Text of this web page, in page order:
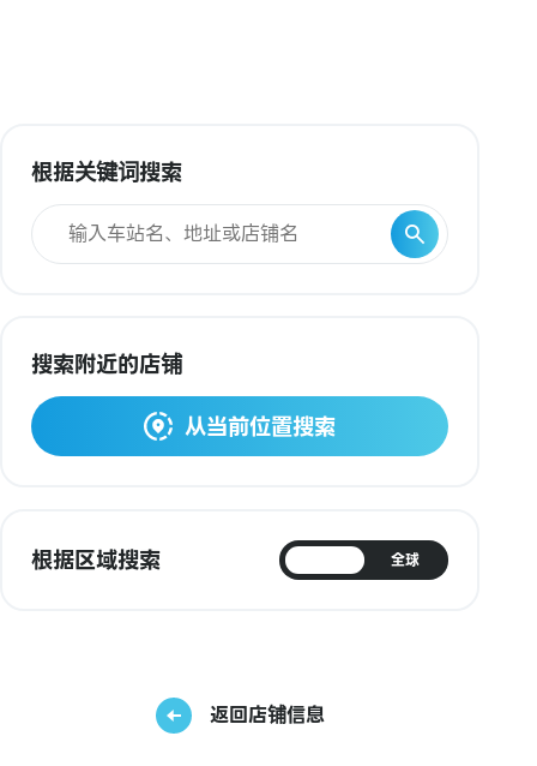
根据关键词搜索
搜索附近的店铺
从当前位置搜索
根据区域搜索 全球
返回店铺信息